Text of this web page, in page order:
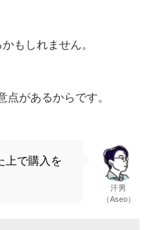
もしれません。
があるからです。
上で購入を
汗男
（Aseo）